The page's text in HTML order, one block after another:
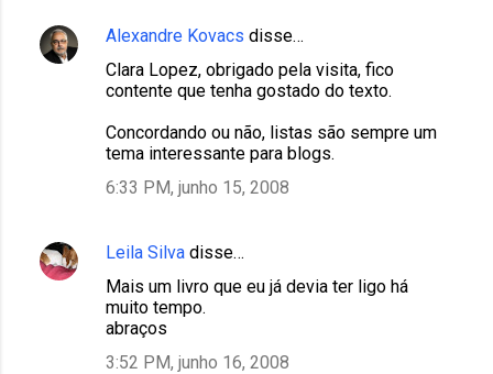
Alexandre Kovacs disse…
Clara Lopez, obrigado pela visita, fico
contente que tenha gostado do texto.
Concordando ou não, listas são sempre um
tema interessante para blogs.
6:33 PM, junho 15, 2008
Leila Silva disse…
Mais um livro que eu já devia ter ligo há
muito tempo.
abraços
3:52 PM, junho 16, 2008